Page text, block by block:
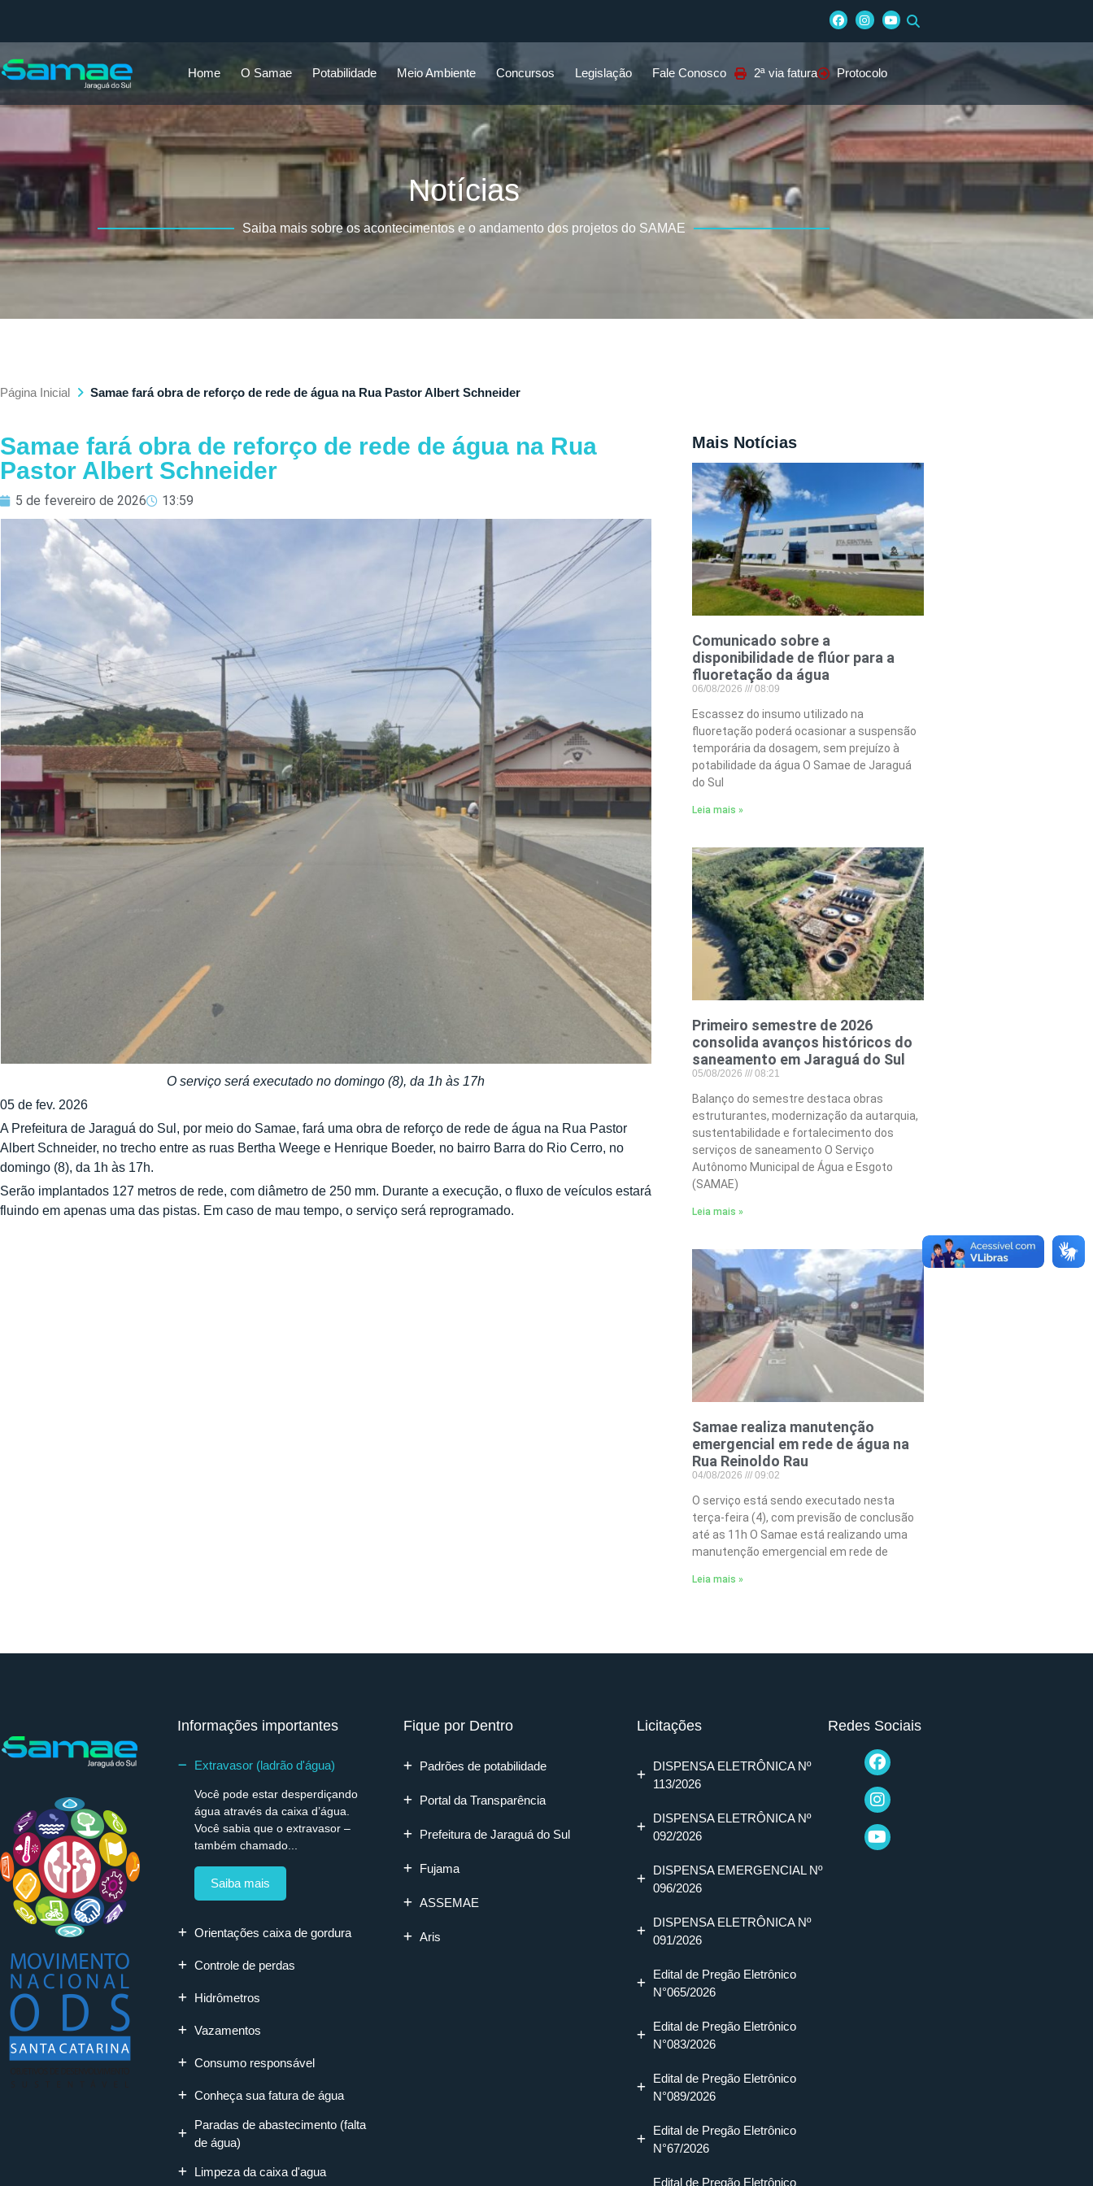
Home O Samae Potabilidade Meio Ambiente Concursos Legislação Fale Conosco 2ª via fatura Protocolo
Notícias
Saiba mais sobre os acontecimentos e o andamento dos projetos do SAMAE
Página Inicial Samae fará obra de reforço de rede de água na Rua Pastor Albert Schneider
Samae fará obra de reforço de rede de água na Rua
Pastor Albert Schneider
5 de fevereiro de 2026 13:59
O serviço será executado no domingo (8), da 1h às 17h
05 de fev. 2026
A Prefeitura de Jaraguá do Sul, por meio do Samae, fará uma obra de reforço de rede de água na Rua Pastor
Albert Schneider, no trecho entre as ruas Bertha Weege e Henrique Boeder, no bairro Barra do Rio Cerro, no
domingo (8), da 1h às 17h.
Serão implantados 127 metros de rede, com diâmetro de 250 mm. Durante a execução, o fluxo de veículos estará
fluindo em apenas uma das pistas. Em caso de mau tempo, o serviço será reprogramado.
Mais Notícias
Comunicado sobre a
disponibilidade de flúor para a
fluoretação da água
06/08/2026 08:09
Escassez do insumo utilizado na
fluoretação poderá ocasionar a suspensão
temporária da dosagem, sem prejuízo à
potabilidade da água O Samae de Jaraguá
do Sul
Leia mais »
Primeiro semestre de 2026
consolida avanços históricos do
saneamento em Jaraguá do Sul
05/08/2026 08:21
Balanço do semestre destaca obras
estruturantes, modernização da autarquia,
sustentabilidade e fortalecimento dos
serviços de saneamento O Serviço
Autônomo Municipal de Água e Esgoto
(SAMAE)
Leia mais »
Samae realiza manutenção
emergencial em rede de água na
Rua Reinoldo Rau
04/08/2026 09:02
O serviço está sendo executado nesta
terça-feira (4), com previsão de conclusão
até as 11h O Samae está realizando uma
manutenção emergencial em rede de
Leia mais »
Informações importantes
Extravasor (ladrão d'água)
Você pode estar desperdiçando
água através da caixa d’água.
Você sabia que o extravasor –
também chamado...
Saiba mais
Orientações caixa de gordura
Controle de perdas
Hidrômetros
Vazamentos
Consumo responsável
Conheça sua fatura de água
Paradas de abastecimento (falta
de água)
Limpeza da caixa d'agua
Fique por Dentro
Padrões de potabilidade
Portal da Transparência
Prefeitura de Jaraguá do Sul
Fujama
ASSEMAE
Aris
Licitações
DISPENSA ELETRÔNICA Nº
113/2026
DISPENSA ELETRÔNICA Nº
092/2026
DISPENSA EMERGENCIAL Nº
096/2026
DISPENSA ELETRÔNICA Nº
091/2026
Edital de Pregão Eletrônico
N°065/2026
Edital de Pregão Eletrônico
N°083/2026
Edital de Pregão Eletrônico
N°089/2026
Edital de Pregão Eletrônico
N°67/2026
Edital de Pregão Eletrônico
Redes Sociais